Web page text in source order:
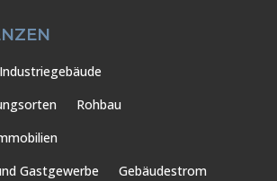
Rohbau
Gastgewerbe
Gebäudestrom